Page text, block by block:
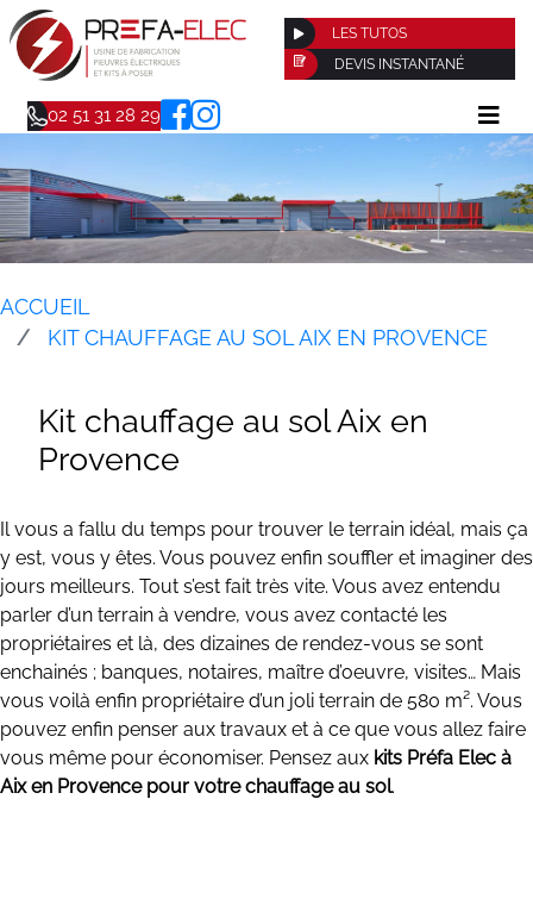
LES TUTOS
DEVIS INSTANTANÉ
02 51 31 28 29
ACCUEIL
KIT CHAUFFAGE AU SOL AIX EN PROVENCE
Kit chauffage au sol Aix en
Provence
Il vous a fallu du temps pour trouver le terrain idéal, mais ça
y est, vous y êtes. Vous pouvez enfin souffler et imaginer des
jours meilleurs. Tout s’est fait très vite. Vous avez entendu
parler d’un terrain à vendre, vous avez contacté les
propriétaires et là, des dizaines de rendez-vous se sont
enchainés ; banques, notaires, maître d’oeuvre, visites… Mais
vous voilà enfin propriétaire d’un joli terrain de 580 m². Vous
pouvez enfin penser aux travaux et à ce que vous allez faire
vous même pour économiser. Pensez aux kits Préfa Elec à
Aix en Provence pour votre chauffage au sol.